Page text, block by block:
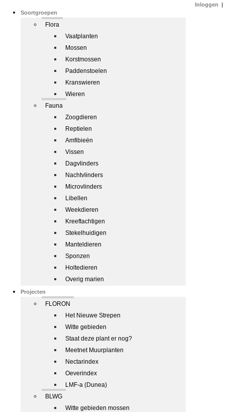
Soortgroepen
Flora
Vaatplanten
Mossen
Korstmossen
Paddenstoelen
Kranswieren
Wieren
Fauna
Zoogdieren
Reptielen
Amfibieën
Vissen
Dagvlinders
Nachtvlinders
Microvlinders
Libellen
Weekdieren
Kreeftachtigen
Stekelhuidigen
Manteldieren
Sponzen
Holtedieren
Overig marien
Projecten
FLORON
Het Nieuwe Strepen
Witte gebieden
Staat deze plant er nog?
Meetnet Muurplanten
Nectarindex
Oeverindex
LMF-a (Dunea)
BLWG
Witte gebieden mossen
Inloggen |